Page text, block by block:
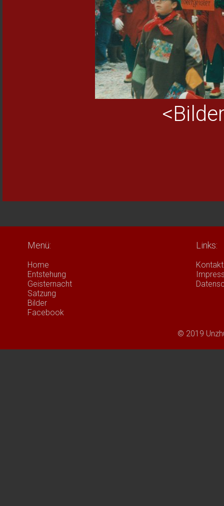
Menü:
Home
Entstehung
Geisternacht
Satzung
Bilder
Facebook
Links:
Kontakt
© 2019